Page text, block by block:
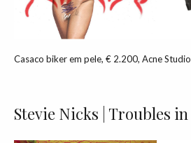
Casaco biker em pele, € 2.200, Acne
Stevie Nicks | Troubles